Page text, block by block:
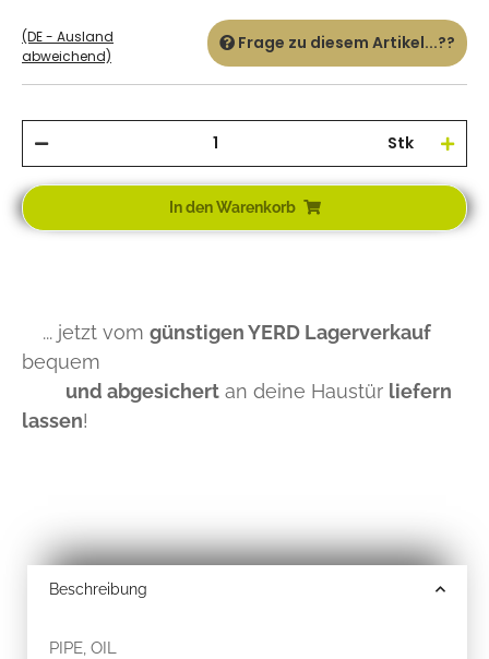
(DE - Ausland
abweichend)
Frage zu diesem Artikel...??
Stk
In den Warenkorb
... jetzt vom günstigen YERD Lagerverkauf
bequem
und abgesichert an deine Haustür liefern
lassen!
Beschreibung
PIPE, OIL